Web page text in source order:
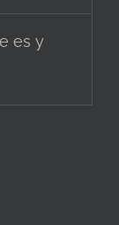
es y